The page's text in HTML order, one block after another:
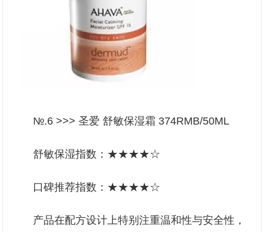
№.6 >>> 圣爱 舒敏保湿霜 374RMB/50ML
舒敏保湿指数：★★★★☆
口碑推荐指数：★★★★☆
产品在配方设计上特别注重温和性与安全性，